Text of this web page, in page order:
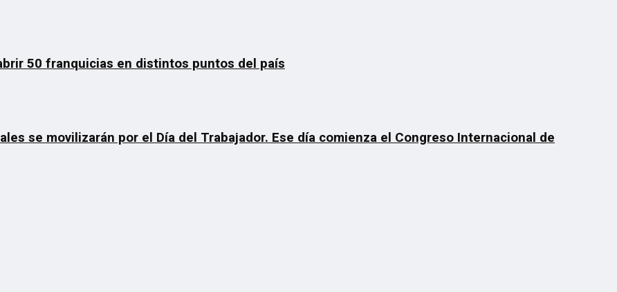
50 franquicias en distintos puntos del país
se movilizarán por el Día del Trabajador. Ese día comienza el Congreso Internacional de